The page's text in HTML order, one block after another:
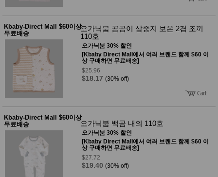
농산품
유 놀이방
매트
DVD
유아 보
드(칠
판)
조형물
DIY
유아 이
유식
아기띠/
외출용
건강/미
용/식기
Kbaby-Direct Mall $60이상
무료배송
오가닉붐 곰곰이 삼중지 보온 2겹 조끼
110호
오가닉붐 30% 할인
[Kbaby Direct Mall에서 여러 브랜드 함께 $60 이
상 구매하면 무료배송]
$25.96
$18.17 (30% off)
Kbaby-Direct Mall $60이상
무료배송
오가닉붐 백곰 내의 110호
오가닉붐 30% 할인
[Kbaby Direct Mall에서 여러 브랜드 함께 $60 이
상 구매하면 무료배송]
$27.72
$19.40 (30% off)